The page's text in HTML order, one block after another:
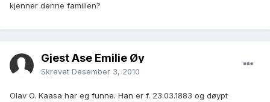
kjenner denne familien?
Gjest Åse Emilie Øy
Skrevet Desember 3, 2010
Olav O. Kaasa har eg funne. Han er f. 23.03.1883 og døypt